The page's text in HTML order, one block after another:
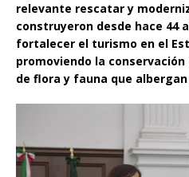
relevante rescatar y
construyeron desde hace 44
fortalecer el turismo en el
promoviendo la
de flora y fauna que albergan